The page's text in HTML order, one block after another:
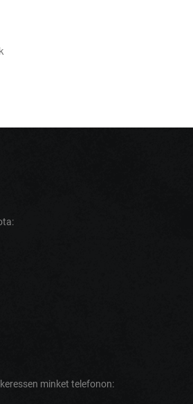
minket telefonon: